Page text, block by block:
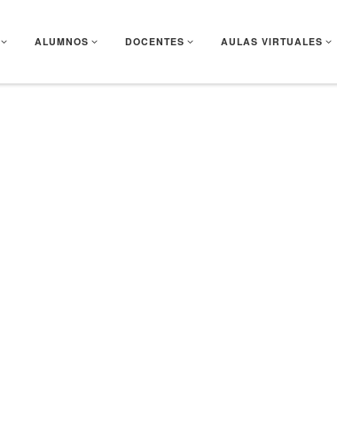
ALUMNOS DOCENTES AULAS VIRTUALES